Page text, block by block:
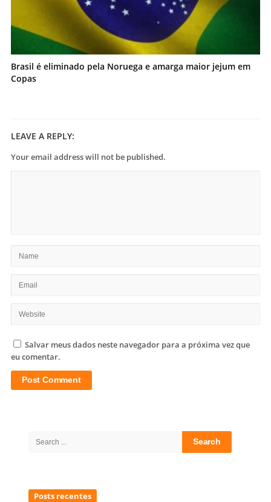
Brasil é eliminado pela Noruega e amarga maior jejum em
Copas
LEAVE A REPLY:
Your email address will not be published.
Salvar meus dados neste navegador para a próxima vez que
eu comentar.
Posts recentes